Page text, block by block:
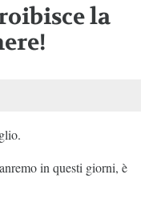
la
in questi giorni, è